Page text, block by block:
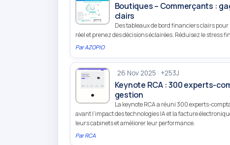
Boutiques – Commerçants :
clairs
Des tableaux de bord financiers clairs
réel et prenez des décisions éclairées. Réduisez le
ParAZOPIO
26 Nov 2025 · +253J
Keynote RCA : 300 experts-
gestion
La keynote RCA a réuni 300 experts-
avant l’impact des technologies IA et la facture
leurs cabinets et améliorer leur performance.
ParRCA